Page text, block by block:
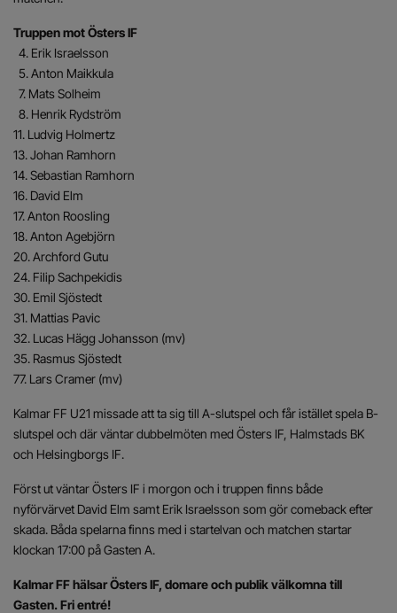
Truppen mot Östers IF
4. Erik Israelsson
5. Anton Maikkula
7. Mats Solheim
8. Henrik Rydström
11. Ludvig Holmertz
13. Johan Ramhorn
14. Sebastian Ramhorn
16. David Elm
17. Anton Roosling
18. Anton Agebjörn
20. Archford Gutu
24. Filip Sachpekidis
30. Emil Sjöstedt
31. Mattias Pavic
32. Lucas Hägg Johansson (mv)
35. Rasmus Sjöstedt
77. Lars Cramer (mv)
Kalmar FF U21 missade att ta sig till A-slutspel och får istället spela B-
slutspel och där väntar dubbelmöten med Östers IF, Halmstads BK
och Helsingborgs IF.
Först ut väntar Östers IF i morgon och i truppen finns både
nyförvärvet David Elm samt Erik Israelsson som gör comeback efter
skada. Båda spelarna finns med i startelvan och matchen startar
klockan 17:00 på Gasten A.
Kalmar FF hälsar Östers IF, domare och publik välkomna till
Gasten. Fri entré!